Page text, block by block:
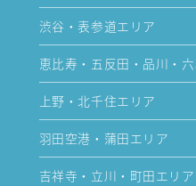
渋谷・表参道エリア
恵比寿・五反田・品川・
上野・北千住エリア
羽田空港・蒲田エリア
吉祥寺・立川・町田エリア